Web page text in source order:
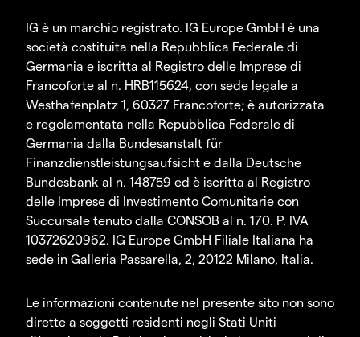
IG è un marchio registrato. IG Europe GmbH è una
società costituita nella Repubblica Federale di
Germania e iscritta al Registro delle Imprese di
Francoforte al n. HRB115624, con sede legale a
Westhafenplatz 1, 60327 Francoforte; è autorizzata
e regolamentata nella Repubblica Federale di
Germania dalla Bundesanstalt für
Finanzdienstleistungsaufsicht e dalla Deutsche
Bundesbank al n. 148759 ed è iscritta al Registro
delle Imprese di Investimento Comunitarie con
Succursale tenuto dalla CONSOB al n. 170. P. IVA
10372620962. IG Europe GmbH Filiale Italiana ha
sede in Galleria Passarella, 2, 20122 Milano, Italia.
Le informazioni contenute nel presente sito non sono
dirette a soggetti residenti negli Stati Uniti